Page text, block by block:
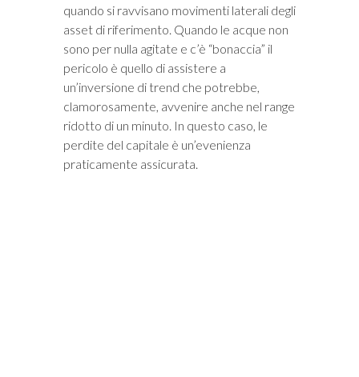
quando si ravvisano movimenti laterali degli
asset di riferimento. Quando le acque non
sono per nulla agitate e c’è “bonaccia” il
pericolo è quello di assistere a
un’inversione di trend che potrebbe,
clamorosamente, avvenire anche nel range
ridotto di un minuto. In questo caso, le
perdite del capitale è un’evenienza
praticamente assicurata.